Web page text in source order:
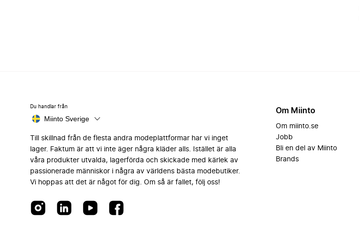
Du handlar från
Miinto Sverige
Till skillnad från de flesta andra modeplattformar har vi inget
lager. Faktum är att vi inte äger några kläder alls. Istället är alla
våra produkter utvalda, lagerförda och skickade med kärlek av
passionerade människor i några av världens bästa modebutiker.
Vi hoppas att det är något för dig. Om så är fallet, följ oss!
Om Miinto
Om miinto.se
Jobb
Bli en del av Miinto
Brands